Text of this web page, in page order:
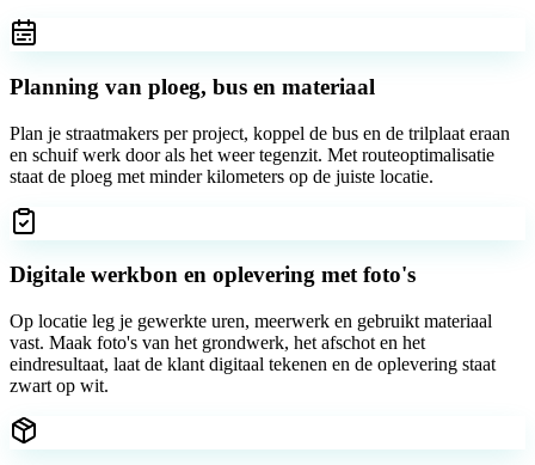
Planning van ploeg, bus en materiaal
Plan je straatmakers per project, koppel de bus en de trilplaat eraan
en schuif werk door als het weer tegenzit. Met routeoptimalisatie
staat de ploeg met minder kilometers op de juiste locatie.
Digitale werkbon en oplevering met foto's
Op locatie leg je gewerkte uren, meerwerk en gebruikt materiaal
vast. Maak foto's van het grondwerk, het afschot en het
eindresultaat, laat de klant digitaal tekenen en de oplevering staat
zwart op wit.